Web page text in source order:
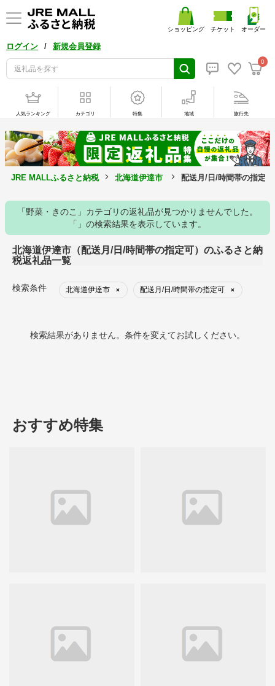
ログイン / 新規会員登録
0
ショッピング チケット オーダー
人気ランキング カテゴリ 特集 地域 旅行先
JRE MALLふるさと納税 北海道伊達市 配送月/日/時間帯の指定
「野菜・きのこ」カテゴリの返礼品が見つかりませんでした。
「」の検索結果を表示しています。
北海道伊達市（配送月/日/時間帯の指定可）のふるさと納
税返礼品一覧
検索条件 北海道伊達市 × 配送月/日/時間帯の指定可 ×
検索結果がありません。条件を変えてお試しください。
おすすめ特集